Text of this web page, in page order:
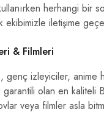
herhangi bir
ekibimizle iletişime
& Filmleri
genç izleyiciler,
garantili olan en kaliteli
veya filmler asla